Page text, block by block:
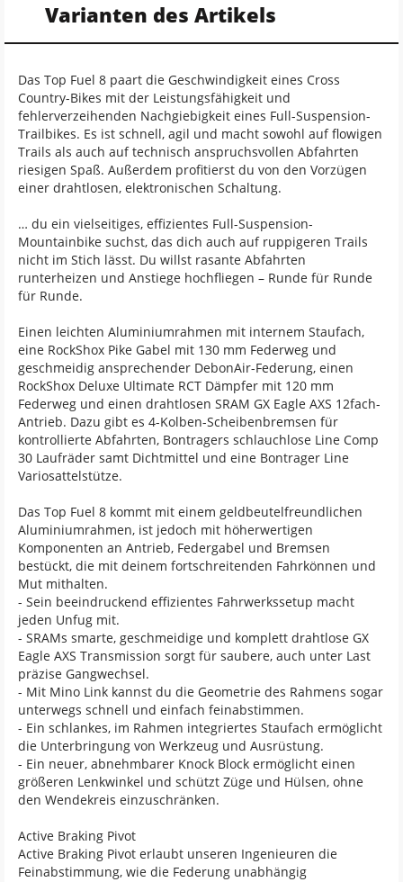
Varianten des Artikels
Das Top Fuel 8 paart die Geschwindigkeit eines Cross
Country-Bikes mit der Leistungsfähigkeit und
fehlerverzeihenden Nachgiebigkeit eines Full-Suspension-
Trailbikes. Es ist schnell, agil und macht sowohl auf flowigen
Trails als auch auf technisch anspruchsvollen Abfahrten
riesigen Spaß. Außerdem profitierst du von den Vorzügen
einer drahtlosen, elektronischen Schaltung.
… du ein vielseitiges, effizientes Full-Suspension-
Mountainbike suchst, das dich auch auf ruppigeren Trails
nicht im Stich lässt. Du willst rasante Abfahrten
runterheizen und Anstiege hochfliegen – Runde für Runde
für Runde.
Einen leichten Aluminiumrahmen mit internem Staufach,
eine RockShox Pike Gabel mit 130 mm Federweg und
geschmeidig ansprechender DebonAir-Federung, einen
RockShox Deluxe Ultimate RCT Dämpfer mit 120 mm
Federweg und einen drahtlosen SRAM GX Eagle AXS 12fach-
Antrieb. Dazu gibt es 4-Kolben-Scheibenbremsen für
kontrollierte Abfahrten, Bontragers schlauchlose Line Comp
30 Laufräder samt Dichtmittel und eine Bontrager Line
Variosattelstütze.
Das Top Fuel 8 kommt mit einem geldbeutelfreundlichen
Aluminiumrahmen, ist jedoch mit höherwertigen
Komponenten an Antrieb, Federgabel und Bremsen
bestückt, die mit deinem fortschreitenden Fahrkönnen und
Mut mithalten.
- Sein beeindruckend effizientes Fahrwerkssetup macht
jeden Unfug mit.
- SRAMs smarte, geschmeidige und komplett drahtlose GX
Eagle AXS Transmission sorgt für saubere, auch unter Last
präzise Gangwechsel.
- Mit Mino Link kannst du die Geometrie des Rahmens sogar
unterwegs schnell und einfach feinabstimmen.
- Ein schlankes, im Rahmen integriertes Staufach ermöglicht
die Unterbringung von Werkzeug und Ausrüstung.
- Ein neuer, abnehmbarer Knock Block ermöglicht einen
größeren Lenkwinkel und schützt Züge und Hülsen, ohne
den Wendekreis einzuschränken.
Active Braking Pivot
Active Braking Pivot erlaubt unseren Ingenieuren die
Feinabstimmung, wie die Federung unabhängig